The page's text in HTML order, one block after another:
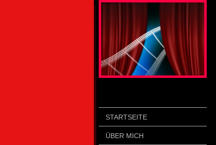
STARTSEITE
ÜBER MICH